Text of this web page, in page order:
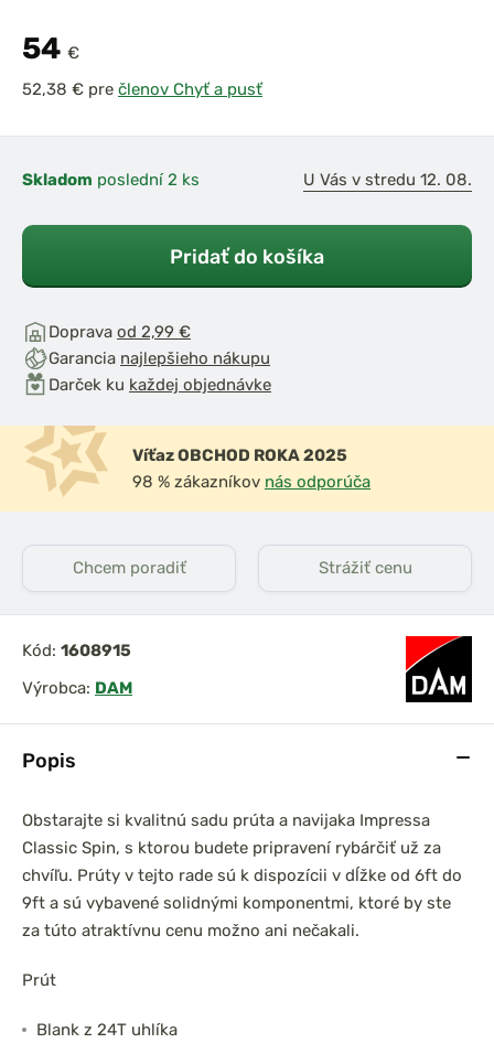
Popis
Obstarajte si kvalitnú sadu prúta a navijaka Impressa
Classic Spin, s ktorou budete pripravení rybárčiť už za
chvíľu. Prúty v tejto rade sú k dispozícii v dĺžke od 6ft do
9ft a sú vybavené solidnými komponentmi, ktoré by ste
za túto atraktívnu cenu možno ani nečakali.
Prút
Blank z 24T uhlíka
54 €
pre členov Chyť a pusť
Skladom poslední 2 ks U Vás v stredu 12. 08.
Pridať do košíka
Doprava od 2,99 €
Garancia najlepšieho nákupu
Darček ku každej objednávke
Víťaz OBCHOD ROKA 2025
98 % zákazníkov nás odporúča
Chcem poradiť Strážiť cenu
Kód: 1608915
Výrobca: DAM